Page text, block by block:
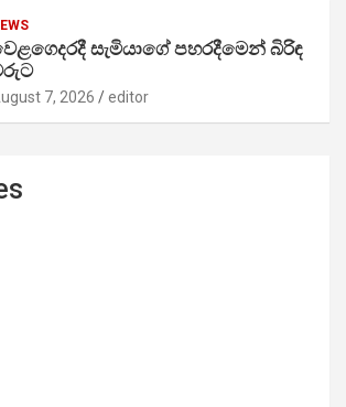
සැමියාගේ පහරදීමෙන් බිරිඳ
7, 2026 editor